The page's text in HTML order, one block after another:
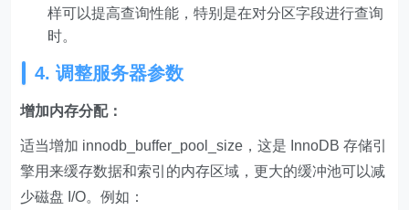
样可以提高查询性能，特别是在对分区字段进行查询
时。
4. 调整服务器参数
增加内存分配：
适当增加 innodb_buffer_pool_size，这是 InnoDB 存储引
擎用来缓存数据和索引的内存区域，更大的缓冲池可以减
少磁盘 I/O。例如：